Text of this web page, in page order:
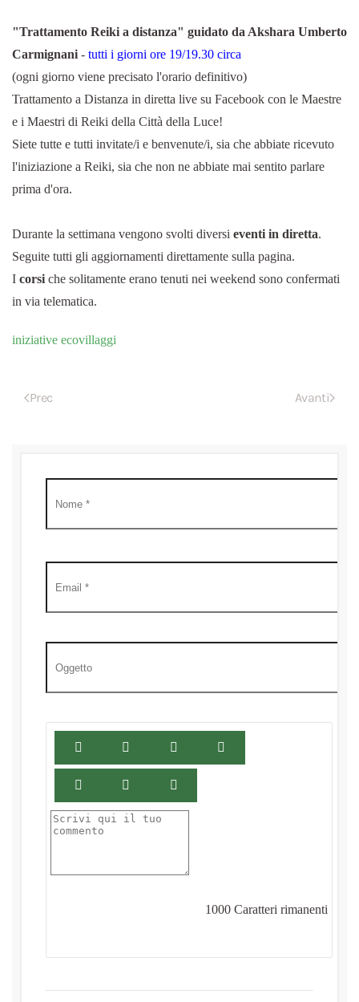
"Trattamento Reiki a distanza" guidato da Akshara Umberto
Carmignani - tutti i giorni ore 19/19.30 circa
(ogni giorno viene precisato l'orario definitivo)
Trattamento a Distanza in diretta live su Facebook con le Maestre
e i Maestri di Reiki della Città della Luce!
Siete tutte e tutti invitate/i e benvenute/i, sia che abbiate ricevuto
l'iniziazione a Reiki, sia che non ne abbiate mai sentito parlare
prima d'ora.
Durante la settimana vengono svolti diversi eventi in diretta.
Seguite tutti gli aggiornamenti direttamente sulla pagina.
I corsi che solitamente erano tenuti nei weekend sono confermati
in via telematica.
iniziative ecovillaggi
Prec Avanti
1000 Caratteri rimanenti